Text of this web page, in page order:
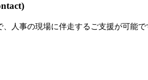
人事の現場に伴走するご支援が可能で